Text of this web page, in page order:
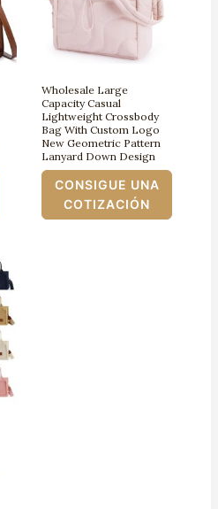
Wholesale Large
Capacity Casual
Lightweight Crossbody
Bag With Custom Logo
New Geometric Pattern
Lanyard Down Design
CONSIGUE UNA
COTIZACIÓN